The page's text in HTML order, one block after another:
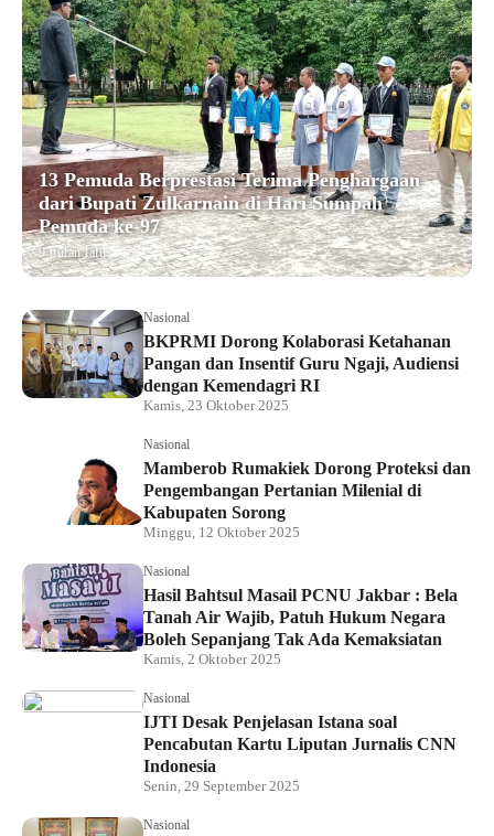
13 Pemuda Berprestasi Terima Penghargaan
dari Bupati Zulkarnain di Hari Sumpah
Pemuda ke-97
9 bulan lalu
Nasional
BKPRMI Dorong Kolaborasi Ketahanan
Pangan dan Insentif Guru Ngaji, Audiensi
dengan Kemendagri RI
Kamis, 23 Oktober 2025
Nasional
Mamberob Rumakiek Dorong Proteksi dan
Pengembangan Pertanian Milenial di
Kabupaten Sorong
Minggu, 12 Oktober 2025
Nasional
Hasil Bahtsul Masail PCNU Jakbar : Bela
Tanah Air Wajib, Patuh Hukum Negara
Boleh Sepanjang Tak Ada Kemaksiatan
Kamis, 2 Oktober 2025
Nasional
IJTI Desak Penjelasan Istana soal
Pencabutan Kartu Liputan Jurnalis CNN
Indonesia
Senin, 29 September 2025
Nasional